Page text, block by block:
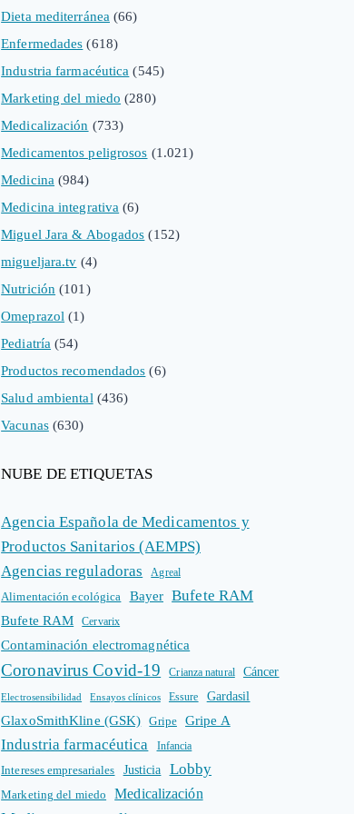
Dieta mediterránea (66)
Enfermedades (618)
Industria farmacéutica (545)
Marketing del miedo (280)
Medicalización (733)
Medicamentos peligrosos (1.021)
Medicina (984)
Medicina integrativa (6)
Miguel Jara & Abogados (152)
migueljara.tv (4)
Nutrición (101)
Omeprazol (1)
Pediatría (54)
Productos recomendados (6)
Salud ambiental (436)
Vacunas(630)
NUBE DE ETIQUETAS
Agencia Española de Medicamentos y
Productos Sanitarios (AEMPS)
Agencias reguladoras
Agreal
Alimentación ecológica Bayer Bufete RAM
Bufete RAM Cervarix
Contaminación electromagnética
Coronavirus Covid-19 Crianza natural Cáncer
Electrosensibilidad Ensayos clínicos Essure Gardasil
GlaxoSmithKline (GSK) Gripe Gripe A
Industria farmacéutica Infancia
Intereses empresariales Justicia Lobby
Marketing del miedo Medicalización